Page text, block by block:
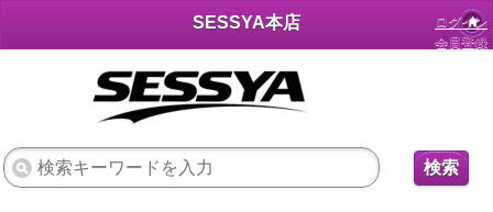
SESSYA本店
ログイン
会員登録
検索